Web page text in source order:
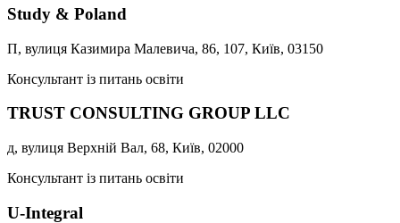
Study & Poland
П, вулиця Казимира Малевича, 86, 107, Київ, 03150
Консультант із питань освіти
TRUST CONSULTING GROUP LLC
д, вулиця Верхній Вал, 68, Київ, 02000
Консультант із питань освіти
U-Integral